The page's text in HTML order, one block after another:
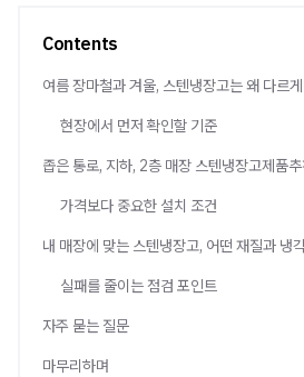
Contents
여름 장마철과 겨울, 스텐냉장고는 왜 다르
현장에서 먼저 확인할 기준
좁은 통로, 지하, 2층 매장 스텐냉장고제품
가격보다 중요한 설치 조건
내 매장에 맞는 스텐냉장고, 어떤 재질과 냉
실패를 줄이는 점검 포인트
자주 묻는 질문
마무리하며